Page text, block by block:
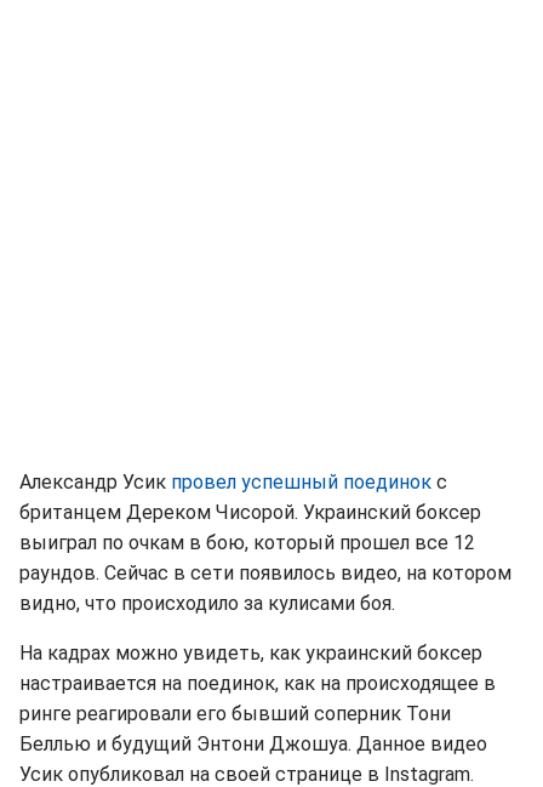
Александр Усик провел успешный поединок с
британцем Дереком Чисорой. Украинский боксер
выиграл по очкам в бою, который прошел все 12
раундов. Сейчас в сети появилось видео, на котором
видно, что происходило за кулисами боя.
На кадрах можно увидеть, как украинский боксер
настраивается на поединок, как на происходящее в
ринге реагировали его бывший соперник Тони
Беллью и будущий Энтони Джошуа. Данное видео
Усик опубликовал на своей странице в Instagram.